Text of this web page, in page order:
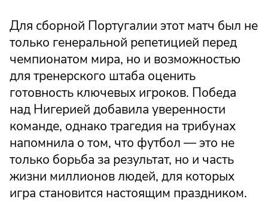
Для сборной Португалии этот матч был не
только генеральной репетицией перед
чемпионатом мира, но и возможностью
для тренерского штаба оценить
готовность ключевых игроков. Победа
над Нигерией добавила уверенности
команде, однако трагедия на трибунах
напомнила о том, что футбол — это не
только борьба за результат, но и часть
жизни миллионов людей, для которых
игра становится настоящим праздником.